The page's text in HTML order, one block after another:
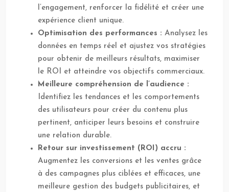
l’engagement, renforcer la fidélité et créer une
expérience client unique.
Optimisation des performances : Analysez les
données en temps réel et ajustez vos stratégies
pour obtenir de meilleurs résultats, maximiser
le ROI et atteindre vos objectifs commerciaux.
Meilleure compréhension de l’audience :
Identifiez les tendances et les comportements
des utilisateurs pour créer du contenu plus
pertinent, anticiper leurs besoins et construire
une relation durable.
Retour sur investissement (ROI) accru :
Augmentez les conversions et les ventes grâce
à des campagnes plus ciblées et efficaces, une
meilleure gestion des budgets publicitaires, et